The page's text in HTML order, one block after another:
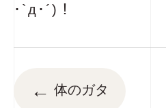
･`д･´)！
← 体のガタ